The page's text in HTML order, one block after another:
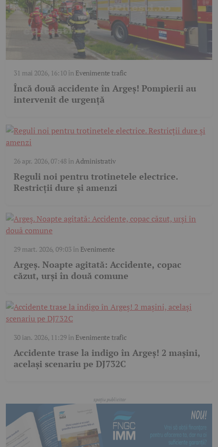
31 mai 2026, 16:10în Evenimente trafic
Încă două accidente în Argeș! Pompierii au
intervenit de urgență
26 apr. 2026, 07:48înAdministrativ
Reguli noi pentru trotinetele electrice.
Restricții dure și amenzi
29 mart. 2026, 09:03în Evenimente
Argeș. Noapte agitată: Accidente, copac
căzut, urși în două comune
30 ian. 2026, 11:29în Evenimente trafic
Accidente trase la indigo în Argeș! 2 mașini,
același scenariu pe DJ732C